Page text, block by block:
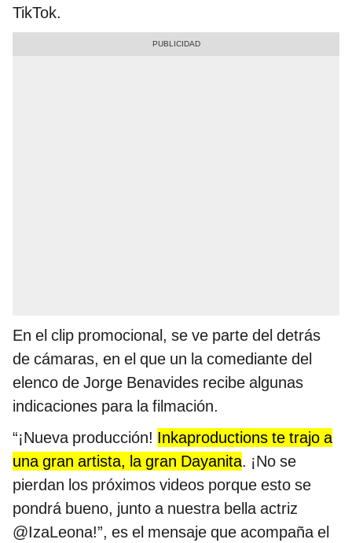
TikTok.
En el clip promocional, se ve parte del detrás
de cámaras, en el que un la comediante del
elenco de Jorge Benavides recibe algunas
indicaciones para la filmación.
“¡Nueva producción! Inkaproductions te trajo a
una gran artista, la gran Dayanita. ¡No se
pierdan los próximos videos porque esto se
pondrá bueno, junto a nuestra bella actriz
@IzaLeona!”, es el mensaje que acompaña el